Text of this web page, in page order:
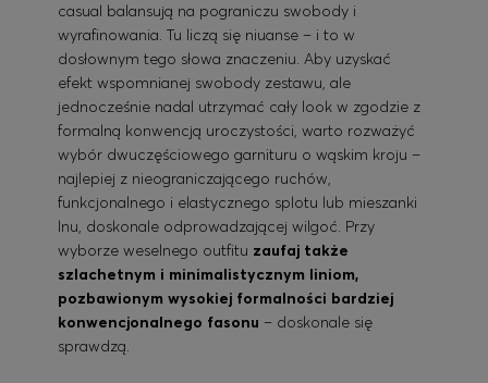
casual balansują na pograniczu swobody i
wyrafinowania. Tu liczą się niuanse – i to w
dosłownym tego słowa znaczeniu. Aby uzyskać
efekt wspomnianej swobody zestawu, ale
jednocześnie nadal utrzymać cały look w zgodzie z
formalną konwencją uroczystości, warto rozważyć
wybór dwuczęściowego garnituru o wąskim kroju –
najlepiej z nieograniczającego ruchów,
funkcjonalnego i elastycznego splotu lub mieszanki
lnu, doskonale odprowadzającej wilgoć. Przy
wyborze weselnego outfitu zaufaj także
szlachetnym i minimalistycznym liniom,
pozbawionym wysokiej formalności bardziej
konwencjonalnego fasonu – doskonale się
sprawdzą.